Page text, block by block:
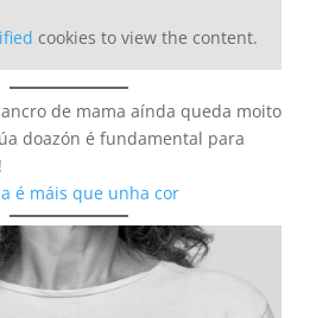
cookies to view the content.
de mama aínda queda moito
doazón é fundamental para
é máis que unha cor